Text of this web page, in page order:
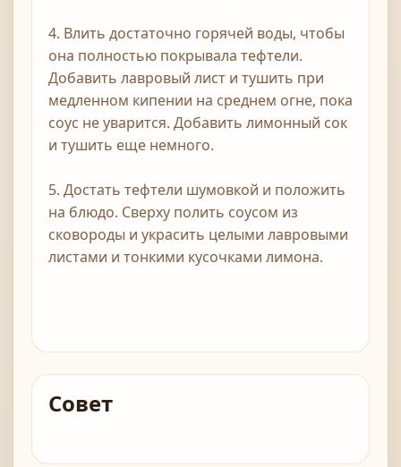
4. Влить достаточно горячей воды, чтобы
она полностью покрывала тефтели.
Добавить лавровый лист и тушить при
медленном кипении на среднем огне, пока
соус не уварится. Добавить лимонный сок
и тушить еще немного.
5. Достать тефтели шумовкой и положить
на блюдо. Сверху полить соусом из
сковороды и украсить целыми лавровыми
листами и тонкими кусочками лимона.
Совет